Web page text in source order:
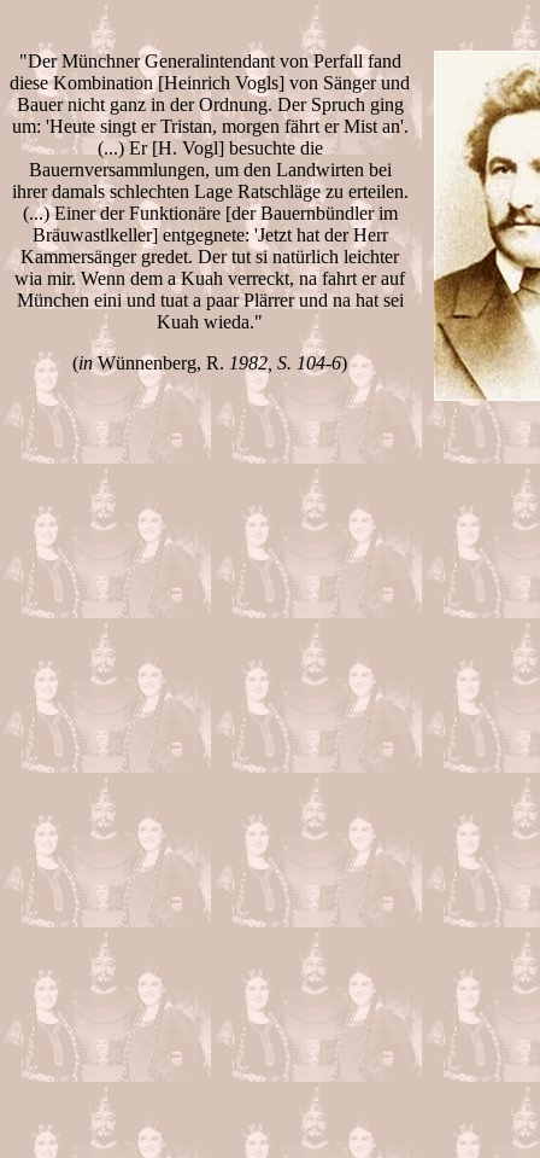
"Der Münchner Generalintendant von Perfall fand
diese Kombination [Heinrich Vogls] von Sänger und
Bauer nicht ganz in der Ordnung. Der Spruch ging
um: 'Heute singt er Tristan, morgen fährt er Mist an'.
(...) Er [H. Vogl] besuchte die
Bauernversammlungen, um den Landwirten bei
ihrer damals schlechten Lage Ratschläge zu erteilen.
(...) Einer der Funktionäre [der Bauernbündler im
Bräuwastlkeller] entgegnete: 'Jetzt hat der Herr
Kammersänger gredet. Der tut si natürlich leichter
wia mir. Wenn dem a Kuah verreckt, na fahrt er auf
München eini und tuat a paar Plärrer und na hat sei
Kuah wieda."
(inWünnenberg, R. 1982, S. 104-6)